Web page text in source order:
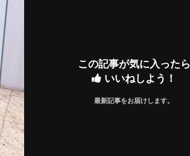
この記事が気に入ったら
いいねしよう！
最新記事をお届けします。